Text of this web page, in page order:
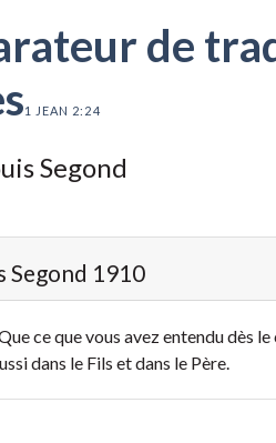
de
1 JEAN 2:24
Segond
Segond 1910
ce que vous avez entendu dès
dans le Fils et dans le Père.